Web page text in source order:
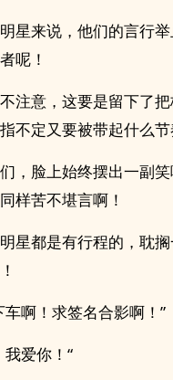
星来说，他们的言行
呢！
注意，这要是留下了
不定又要被带起什么节
，脸上始终摆出一副
样苦不堪言啊！
星都是有行程的，耽
车啊！求签名合影啊！”
我爱你！“